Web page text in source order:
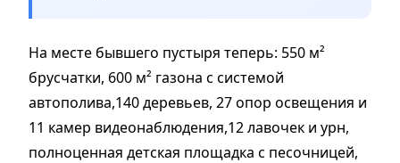
На месте бывшего пустыря теперь: 550 м²
брусчатки, 600 м² газона с системой
автополива,140 деревьев, 27 опор освещения и
11 камер видеонаблюдения,12 лавочек и урн,
полноценная детская площадка с песочницей,